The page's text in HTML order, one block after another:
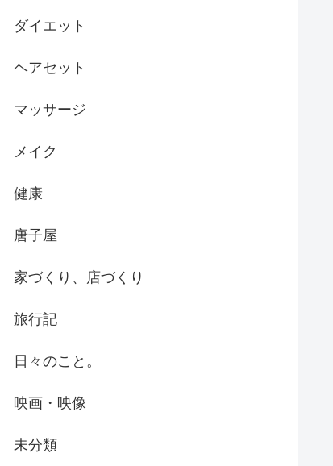
ダイエット
ヘアセット
マッサージ
メイク
健康
唐子屋
家づくり、店づくり
旅行記
日々のこと。
映画・映像
未分類